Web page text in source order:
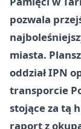
pozwala
miasta.
oddział IPN
transporcie
stojące za tą
raport z